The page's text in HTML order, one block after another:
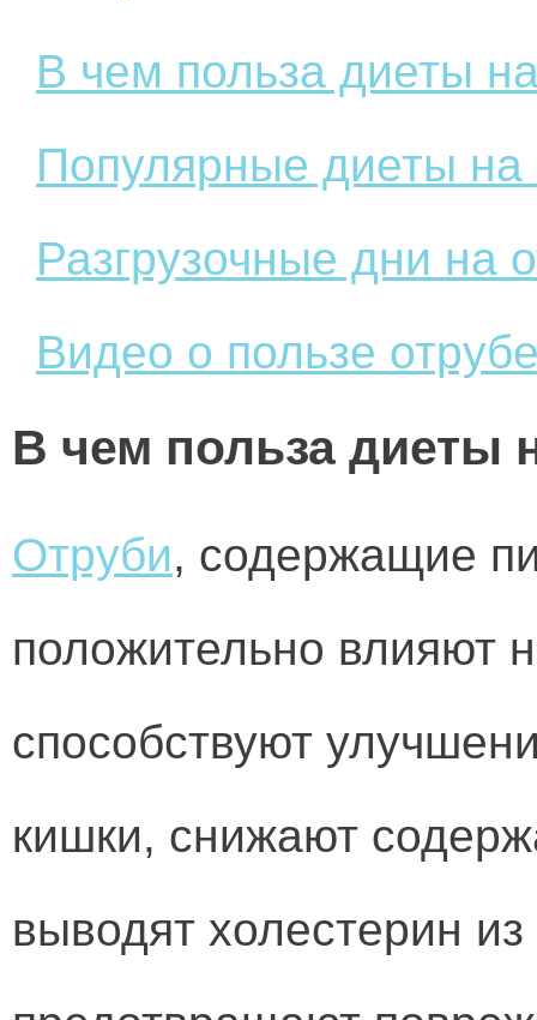
В чем польза диеты
Популярные диеты на
Разгрузочные дни на
Видео о пользе
В чем польза диеты
Отруби, содержащие
положительно влияют
способствуют
кишки, снижают
выводят холестерин